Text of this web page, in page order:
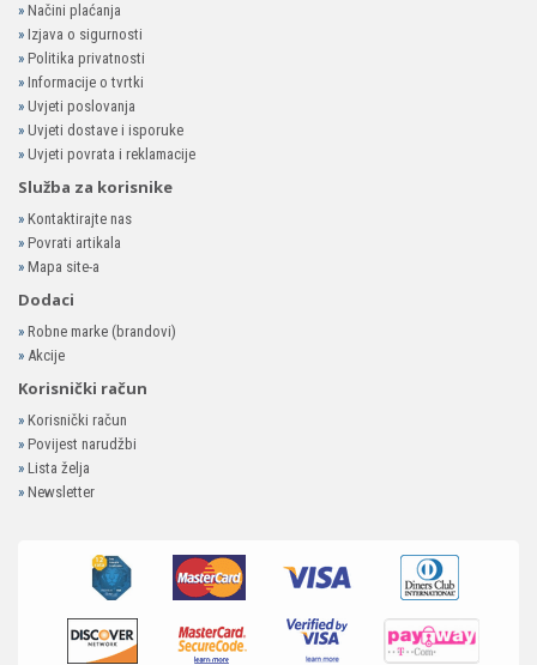
» Načini plaćanja
» Izjava o sigurnosti
» Politika privatnosti
» Informacije o tvrtki
» Uvjeti poslovanja
» Uvjeti dostave i isporuke
» Uvjeti povrata i reklamacije
Služba za korisnike
» Kontaktirajte nas
» Povrati artikala
» Mapa site-a
Dodaci
» Robne marke (brandovi)
» Akcije
Korisnički račun
» Korisnički račun
» Povijest narudžbi
» Lista želja
» Newsletter